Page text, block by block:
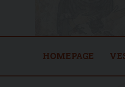
HOMEPAGE